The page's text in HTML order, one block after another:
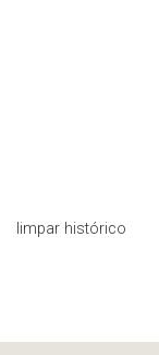
limpar histórico